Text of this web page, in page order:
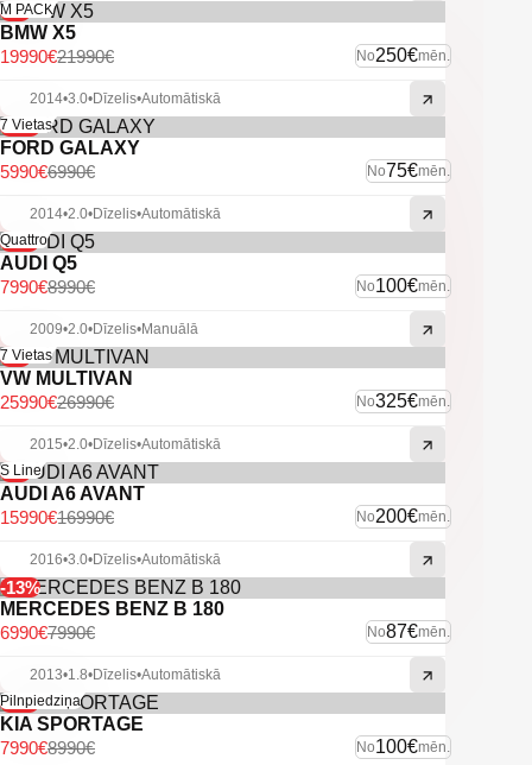
-9%
M PACK
BMW X5
No250€mēn.
21990€
19990€
2014•3.0•Dīzelis•Automātiskā
-14%
7 Vietas
FORD GALAXY
No75€mēn.
6990€
5990€
2014•2.0•Dīzelis•Automātiskā
-11%
Quattro
AUDI Q5
No100€mēn.
8990€
7990€
2009•2.0•Dīzelis•Manuālā
-4%
7 Vietas
VW MULTIVAN
No325€mēn.
26990€
25990€
2015•2.0•Dīzelis•Automātiskā
-6%
S Line
AUDI A6 AVANT
No200€mēn.
16990€
15990€
2016•3.0•Dīzelis•Automātiskā
-13%
MERCEDES BENZ B 180
No87€mēn.
7990€
6990€
2013•1.8•Dīzelis•Automātiskā
-11%
Pilnpiedziņa
KIA SPORTAGE
No100€mēn.
8990€
7990€